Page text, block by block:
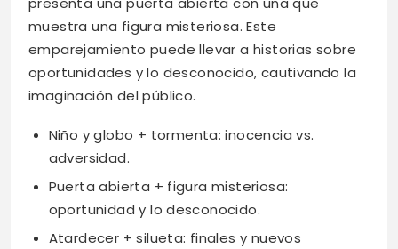
muestra una figura misteriosa. Este
emparejamiento puede llevar a historias sobre
oportunidades y lo desconocido, cautivando la
imaginación del público.
Niño y globo + tormenta: inocencia vs.
adversidad.
Puerta abierta + figura misteriosa:
oportunidad y lo desconocido.
Atardecer + silueta: finales y nuevos